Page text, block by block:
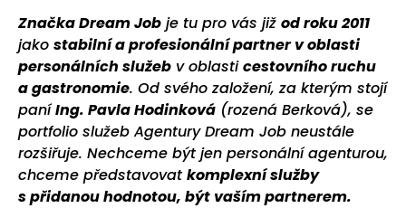
Značka Dream Job je tu pro vás již od roku 2011
jako stabilní a profesionální partner v oblasti
personálních služeb v oblasticestovního ruchu
a gastronomie. Od svého založení, za kterým stojí
paníIng. Pavla Hodinková (rozená Berková), se
portfolio služeb Agentury Dream Job neustále
rozšiřuje. Nechceme být jen personální agenturou,
chceme představovatkomplexní služby
s přidanou hodnotou, být vaším partnerem.